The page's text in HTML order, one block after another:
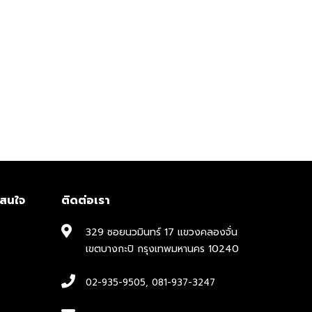
นใจ ติดต่อเรา
329 ซอยนวมินทร์ 17 แขวงคลองจั่น
เขตบางกะปิ กรุงเทพมหานคร 10240
02-935-9505, 081-937-3247